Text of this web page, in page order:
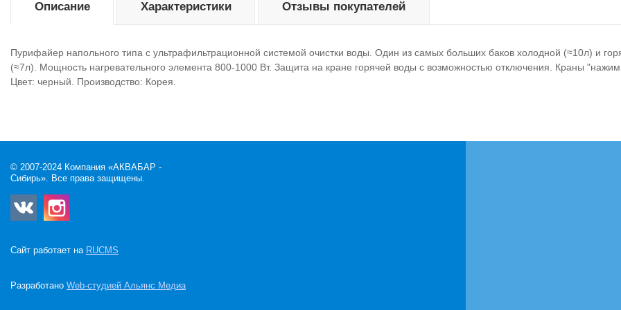
Описание
Пурифайер напольного типа с ультрафильтрационной системой очистки воды. Один из самых больших баков холодной (≈10л) и
(≈7л). Мощность нагревательного элемента 800-1000 Вт. Защита на кране горячей воды с возможностью отключения. Краны "нажим
Цвет: черный. Производство: Корея.
Характеристики Отзывы покупателей
© 2007-2024 Компания «АКВАБАР -
Сибирь». Все права защищены.
Сайт работает на RUCMS
Разработано Web-студией Альянс Медиа